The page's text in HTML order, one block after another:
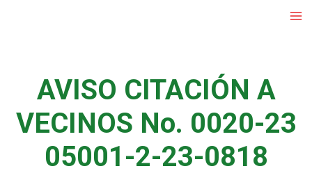
AVISO CITACIÓN A
VECINOS No. 0020-23
05001-2-23-0818